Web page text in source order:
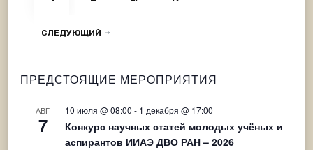
записям
СЛЕДУЮЩИЙ
ПРЕДСТОЯЩИЕ МЕРОПРИЯТИЯ
АВГ
7
10 июля @ 08:00 - 1 декабря @ 17:00
Конкурс научных статей молодых учёных и
аспирантов ИИАЭ ДВО РАН – 2026